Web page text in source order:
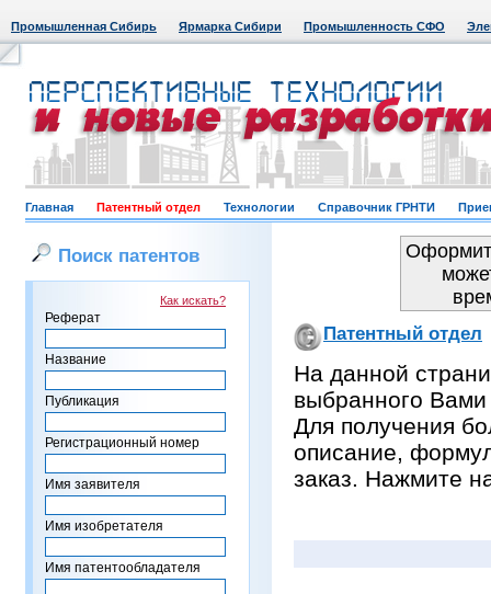
Промышленная Сибирь Ярмарка Сибири Промышленность СФО
Главная Патентный отдел Технологии Справочник ГРНТИ
Поиск патентов
Как искать?
Реферат
Название
Публикация
Регистрационный номер
Имя заявителя
Имя изобретателя
Имя патентообладателя
Патентный отдел
На данной
выбранного Вами
Для получения
описание,
заказ. Нажмите